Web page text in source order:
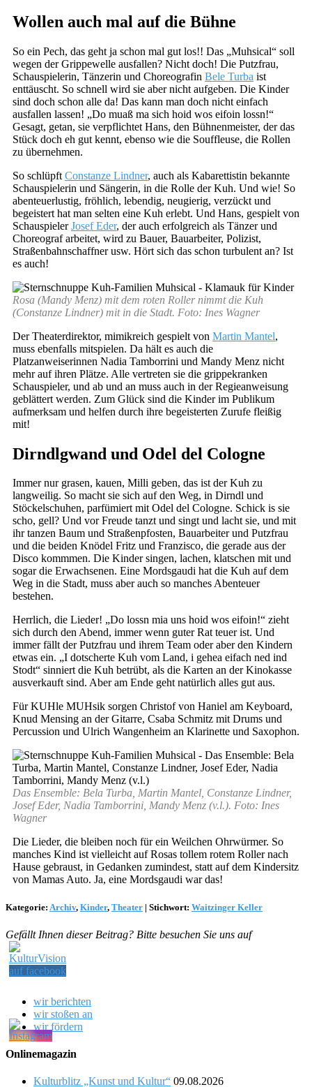
Wollen auch mal auf die Bühne
So ein Pech, das geht ja schon mal gut los!! Das „Muhsical“ soll
wegen der Grippewelle ausfallen? Nicht doch! Die Putzfrau,
Schauspielerin, Tänzerin und Choreografin Bele Turba ist
enttäuscht. So schnell wird sie aber nicht aufgeben. Die Kinder
sind doch schon alle da! Das kann man doch nicht einfach
ausfallen lassen! „Do muaß ma sich hoid wos eifoin lossn!“
Gesagt, getan, sie verpflichtet Hans, den Bühnenmeister, der das
Stück doch eh gut kennt, ebenso wie die Souffleuse, die Rollen
zu übernehmen.
So schlüpft Constanze Lindner, auch als Kabarettistin bekannte
Schauspielerin und Sängerin, in die Rolle der Kuh. Und wie! So
abenteuerlustig, fröhlich, lebendig, neugierig, verzückt und
begeistert hat man selten eine Kuh erlebt. Und Hans, gespielt von
SchauspielerJosef Eder, der auch erfolgreich als Tänzer und
Choreograf arbeitet, wird zu Bauer, Bauarbeiter, Polizist,
Straßenbahnschaffner usw. Hört sich das schon turbulent an? Ist
es auch!
Rosa (Mandy Menz) mit dem roten Roller nimmt die Kuh
(Constanze Lindner) mit in die Stadt. Foto: Ines Wagner
Der Theaterdirektor, mimikreich gespielt von Martin Mantel,
muss ebenfalls mitspielen. Da hält es auch die
Platzanweiserinnen Nadia Tamborrini und Mandy Menz nicht
mehr auf ihren Plätze. Alle vertreten sie die grippekranken
Schauspieler, und ab und an muss auch in der Regieanweisung
geblättert werden. Zum Glück sind die Kinder im Publikum
aufmerksam und helfen durch ihre begeisterten Zurufe fleißig
mit!
Dirndlgwand und Odel del Cologne
Immer nur grasen, kauen, Milli geben, das ist der Kuh zu
langweilig. So macht sie sich auf den Weg, in Dirndl und
Stöckelschuhen, parfümiert mit Odel del Cologne. Schick is sie
scho, gell? Und vor Freude tanzt und singt und lacht sie, und mit
ihr tanzen Baum und Straßenpfosten, Bauarbeiter und Putzfrau
und die beiden Knödel Fritz und Franzisco, die gerade aus der
Disco kommmen. Die Kinder singen, lachen, klatschen mit und
sogar die Erwachsenen. Eine Mordsgaudi hat die Kuh auf dem
Weg in die Stadt, muss aber auch so manches Abenteuer
bestehen.
Herrlich, die Lieder! „Do lossn mia uns hoid wos eifoin!“ zieht
sich durch den Abend, immer wenn guter Rat teuer ist. Und
immer fällt der Putzfrau und ihrem Team oder aber den Kindern
etwas ein. „I dotscherte Kuh vom Land, i gehea eifach ned ind
Stodt“ sinniert die Kuh betrübt, als die Karten an der Kinokasse
ausverkauft sind. Aber am Ende geht natürlich alles gut aus.
Für KUHle MUHsik sorgen Christof von Haniel am Keyboard,
Knud Mensing an der Gitarre, Csaba Schmitz mit Drums und
Percussion und Ulrich Wangenheim an Klarinette und Saxophon.
Das Ensemble: Bela Turba, Martin Mantel, Constanze Lindner,
Josef Eder, Nadia Tamborrini, Mandy Menz (v.l.). Foto: Ines
Wagner
Die Lieder, die bleiben noch für ein Weilchen Ohrwürmer. So
manches Kind ist vielleicht auf Rosas tollem rotem Roller nach
Hause gebraust, in Gedanken zumindest, statt auf dem Kindersitz
von Mamas Auto. Ja, eine Mordsgaudi war das!
Kategorie: Archiv, Kinder, Theater | Stichwort: Waitzinger Keller
Gefällt Ihnen dieser Beitrag? Bitte besuchen Sie uns auf
wir berichten
wir stoßen an
wir fördern
Onlinemagazin
Kulturblitz „Kunst und Kultur“ 09.08.2026